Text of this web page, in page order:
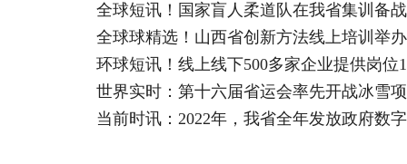
全球短讯！国家盲人柔道队在我省集训备战
全球球精选！山西省创新方法线上培训举办
环球短讯！线上线下500多家企业提供岗位
世界实时：第十六届省运会率先开战冰雪
当前时讯：2022年，我省全年发放政府数